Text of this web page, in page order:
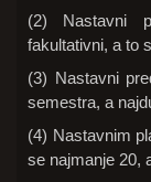
(2) Nastavni
fakultativni, a to
(3) Nastavni
semestra, a
(4) Nastavnim
se najmanje 20,